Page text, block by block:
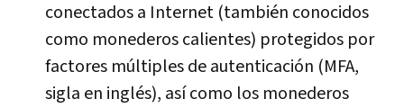
conectados a Internet (también conocidos
como monederos calientes) protegidos por
factores múltiples de autenticación (MFA,
sigla en inglés), así como los monederos